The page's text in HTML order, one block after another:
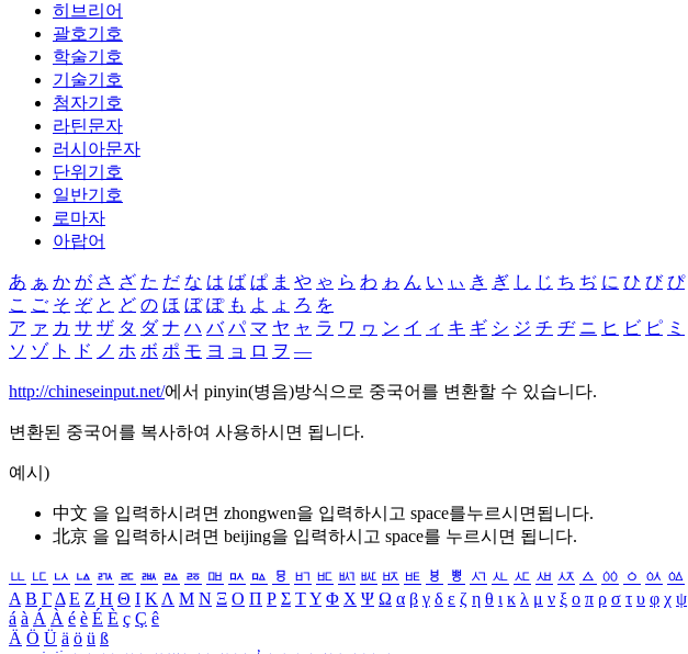
히브리어
괄호기호
학술기호
기술기호
첨자기호
라틴문자
러시아문자
단위기호
일반기호
로마자
아랍어
あ ぁ か が さ ざ た だ な は ば ぱ ま や ゃ ら わ ゎ ん い ぃ き ぎ し じ ち ぢ に ひ び ぴ
こ ご そ ぞ と ど の ほ ぼ ぽ も よ ょ ろ を
ア ァ カ サ ザ タ ダ ナ ハ バ パ マ ヤ ャ ラ ワ ヮ ン イ ィ キ ギ シ ジ チ ヂ ニ ヒ ビ ピ ミ
ソ ゾ ト ド ノ ホ ボ ポ モ ヨ ョ ロ ヲ ―
http://chineseinput.net/에서 pinyin(병음)방식으로 중국어를 변환할 수 있습니다.
변환된 중국어를 복사하여 사용하시면 됩니다.
예시)
中文 을 입력하시려면 zhongwen을 입력하시고 space를누르시면됩니다.
北京 을 입력하시려면 beijing을 입력하시고 space를 누르시면 됩니다.
ㅥ ㅦ ㅧ ㅨ ㅩ ㅪ ㅫ ㅬ ㅭ ㅮ ㅯ ㅰ ㅱ ㅲ ㅳ ㅴ ㅵ ㅶ ㅷ ㅸ ㅹ ㅺ ㅻ ㅼ ㅽ ㅾ ㅿ ㆀ ㆁ ㆂ ㆃ
Α Β ΓΔ Ε Ζ Η Θ Ι ΚΛ Μ Ν Ξ Ο Π Ρ Σ ΤΥ Φ Χ Ψ Ω α β γ δ ε ζ η θ ι κ λ μ ν ξ ο π ρ σ τ υ φ χ ψ
á à Á À é è É È ç Ç ê
Ä Ö Ü ä ö ü ß